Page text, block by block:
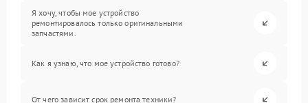
Я хочу, чтобы мое устройство
ремонтировалось только оригинальными
запчастями.
Как я узнаю, что мое устройство готово?
От чего зависит срок ремонта техники?